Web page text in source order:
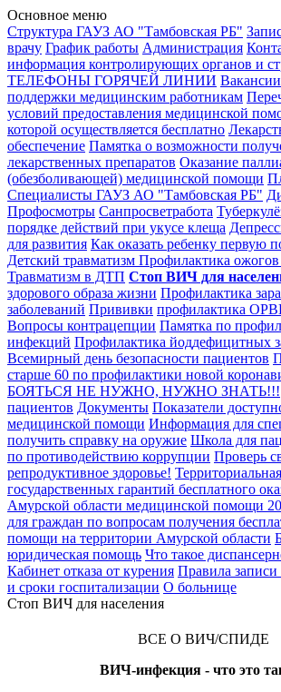
Основное меню
Структура ГАУЗ АО "Тамбовская РБ"
врачу График работы Администрация
информация контролирующих органов и
ТЕЛЕФОНЫ ГОРЯЧЕЙ ЛИНИИ Вакансии
поддержки медицинским работникам
условий предоставления медицинской
которой осуществляется бесплатно
обеспечение Памятка о возможности
лекарственных препаратов Оказание
(обезболивающей) медицинской помощи
Специалисты ГАУЗ АО "Тамбовская РБ"
Профосмотры Санпросветработа
порядке действий при укусе клеща
для развития Как оказать ребенку первую
Детский травматизм Профилактика ожогов
Травматизм в ДТП Стоп ВИЧ для
здорового образа жизни Профилактика
заболеваний Прививки профилактика
Вопросы контрацепции Памятка по
инфекций Профилактика йоддефицитных
Всемирный день безопасности пациентов
старше 60 по профилактики новой
БОЯТЬСЯ НЕ НУЖНО, НУЖНО ЗНАТЬ!!!
пациентов Документы Показатели
медицинской помощи Информация для
получить справку на оружие Школа для
по противодействию коррупции Проверь
репродуктивное здоровье!
государственных гарантий бесплатного
Амурской области медицинской помощи
для граждан по вопросам получения
помощи на территории Амурской области
юридическая помощь Что такое
Кабинет отказа от курения Правила
и сроки госпитализации О больнице
Стоп ВИЧ для населения
ВСЕ О ВИЧ/СПИДЕ
ВИЧ-инфекция - что это